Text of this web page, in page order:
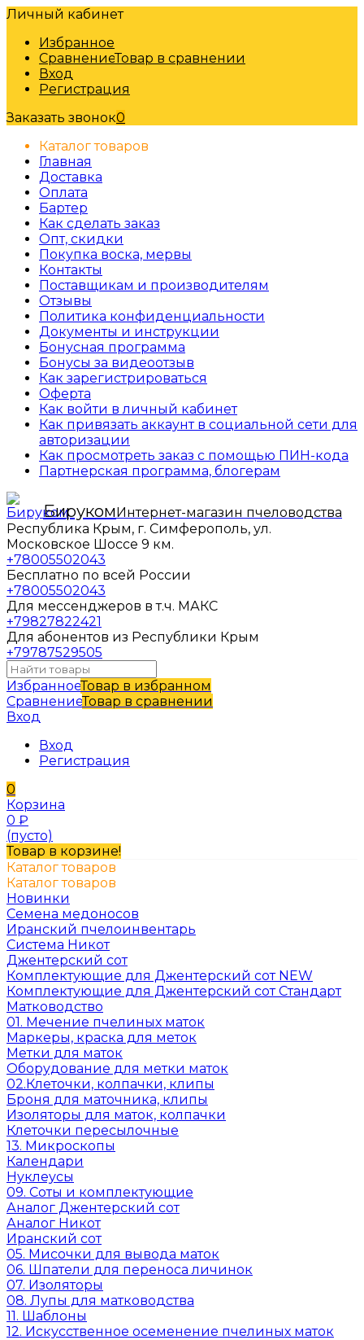
Личный кабинет
Избранное
СравнениеТовар в сравнении
Вход
Регистрация
Заказать звонок0
Каталог товаров
Главная
Доставка
Оплата
Бартер
Как сделать заказ
Опт, скидки
Покупка воска, мервы
Контакты
Поставщикам и производителям
Отзывы
Политика конфиденциальности
Документы и инструкции
Бонусная программа
Бонусы за видеоотзыв
Как зарегистрироваться
Оферта
Как войти в личный кабинет
Как привязать аккаунт в социальной сети для
авторизации
Как просмотреть заказ с помощью ПИН-кода
Партнерская программа, блогерам
БирукомИнтернет-магазин пчеловодства
Республика Крым, г. Симферополь, ул.
Московское Шоссе 9 км.
+78005502043
Бесплатно по всей России
+78005502043
Для мессенджеров в т.ч. МАКС
+79827822421
Для абонентов из Республики Крым
+79787529505
ИзбранноеТовар в избранном
СравнениеТовар в сравнении
Вход
Вход
Регистрация
0
Корзина
0 ₽
(пусто)
Товар в корзине!
Каталог товаров
Каталог товаров
Новинки
Семена медоносов
Иранский пчелоинвентарь
Система Никот
Джентерский сот
Комплектующие для Джентерский сот NEW
Комплектующие для Джентерский сот Стандарт
Матководство
01. Мечение пчелиных маток
Маркеры, краска для меток
Метки для маток
Оборудование для метки маток
02.Клеточки, колпачки, клипы
Броня для маточника, клипы
Изоляторы для маток, колпачки
Клеточки пересылочные
13. Микроскопы
Календари
Нуклеусы
09. Соты и комплектующие
Аналог Джентерский сот
Аналог Никот
Иранский сот
05. Мисочки для вывода маток
06. Шпатели для переноса личинок
07. Изоляторы
08. Лупы для матководства
11. Шаблоны
12. Искусственное осеменение пчелиных маток